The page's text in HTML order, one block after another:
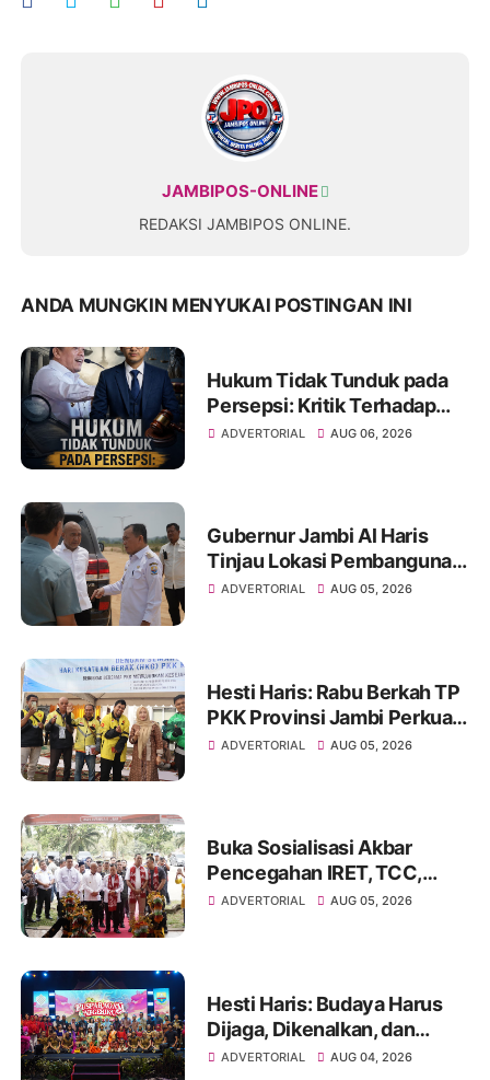
JAMBIPOS-ONLINE
REDAKSI JAMBIPOS ONLINE.
ANDA MUNGKIN MENYUKAI POSTINGAN INI
Hukum Tidak Tunduk pada
Persepsi: Kritik Terhadap
Monopoli Kebenaran oleh
ADVERTORIAL AUG 06, 2026
Gubernur Jambi Al Haris
Tinjau Lokasi Pembangunan
Sekolah Rakyat dan Lokasi
ADVERTORIAL AUG 05, 2026
Hesti Haris: Rabu Berkah TP
PKK Provinsi Jambi Perkuat
Literasi Keuangan dan
ADVERTORIAL AUG 05, 2026
Buka Sosialisasi Akbar
Pencegahan IRET, TCC,
Perundungan, dan Bahaya
ADVERTORIAL AUG 05, 2026
Hesti Haris: Budaya Harus
Dijaga, Dikenalkan, dan
Diwariskan
ADVERTORIAL AUG 04, 2026